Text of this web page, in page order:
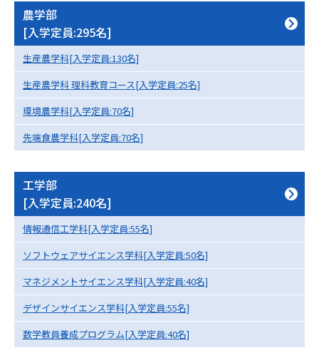
高等学校（情報）教員資格認定
試験
大学研究 大学検索
大学で学べる内容や特徴を調べる
集
データサイエンス特集
デジタルパンフレット 進路の３択
新学年スタート号特集ページ
（高3生用）
新学年スタート号特集ページ
（高2生用）
SELFBRAND特集ページ
農学部
[入学定員:295名]
生産農学科[入学定員:130名]
生産農学科 理科教育コース[入学定員:25名]
環境農学科[入学定員:70名]
先端食農学科[入学定員:70名]
工学部
[入学定員:240名]
情報通信工学科[入学定員:55名]
ソフトウェアサイエンス学科[入学定員:50名]
マネジメントサイエンス学科[入学定員:40名]
デザインサイエンス学科[入学定員:55名]
数学教員養成プログラム[入学定員:40名]